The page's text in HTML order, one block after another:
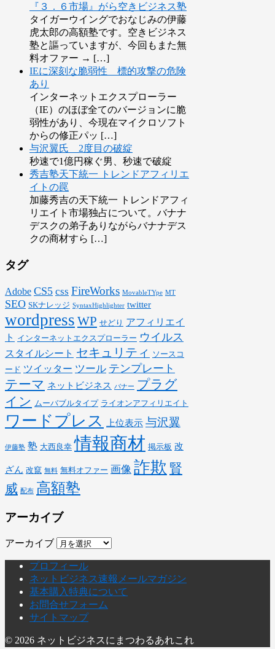
『３．６市場』がら空きビジネス塾
タイガーウイングでおなじみの伊藤
虎太郎の高額塾です。空きビジネス
塾と謳っていますが、今回もまた無
料オファー → […]
IEに深刻な脆弱性 標的攻撃の危険
あり
インターネットエクスプローラー
（IE）のほぼ全てのバージョンに脆
弱性があり、今現在マイクロソフト
からの修正パッ […]
与沢翼氏 2度目の破綻
秒速で1億円稼ぐ男、秒速で破綻
秀吉塾天下統一 トレンドアフィリエ
イトの罠
加藤秀吉の天下統一 トレンドアフィ
リエイト市場独占について。バナナ
デスクの弟子ありながらバナナデス
クの商材すら […]
タグ
Adobe CS5 css FireWorks MovableTYpe MT
SEO SKナレッジ SyntaxHighlighter twitter
wordpress WP せどり アフィリエイ
ト
インターネットエクスプローラー ウイルス
スタイルシート セキュリティ
ソースコ
ード ツイッター ツール テンプレート
テーマ ネットビジネス バナー プラグ
イン ムーバブルタイプ ライオンアフィリエイト
ワードプレス 上位表示 与沢翼
伊藤塾 塾 大西良幸 情報商材 掲示板 改
ざん 改竄 無料 無料オファー 画像 詐欺 賢
威 配布 高額塾
アーカイブ
アーカイブ
プロフィール
ネットビジネス速報メールマガジン
基本購入特典について
お問合せフォーム
サイトマップ
© 2026 ネットビジネスにまつわるあれこれ